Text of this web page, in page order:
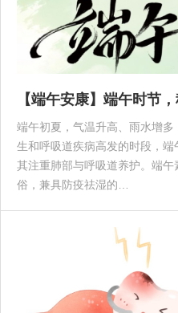
【端午安康】端午时节
端午初夏，气温升高、雨水增
生和呼吸道疾病高发的时段，
其注重肺部与呼吸道养护。端
俗，兼具防疫祛湿的…